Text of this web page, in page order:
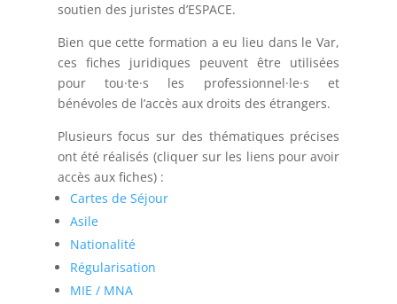
soutien des juristes d’ESPACE.
Bien que cette formation a eu lieu dans le Var,
ces fiches juridiques peuvent être utilisées
pour tou·te·s les professionnel·le·s et
bénévoles de l’accès aux droits des étrangers.
Plusieurs focus sur des thématiques précises
ont été réalisés (cliquer sur les liens pour avoir
accès aux fiches) :
Cartes de Séjour
Asile
Nationalité
Régularisation
MIE / MNA